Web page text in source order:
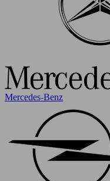
Mercedes-Benz